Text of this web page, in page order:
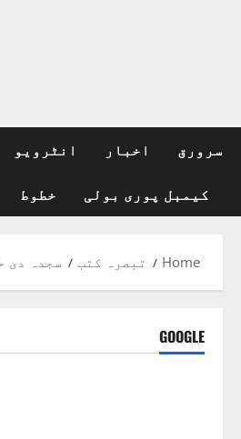
سرورق اخبار انٹرویو
کیمبل پوری بولی خطوط
Home تبصرہ کتب سجدہ دی
GOOGLE